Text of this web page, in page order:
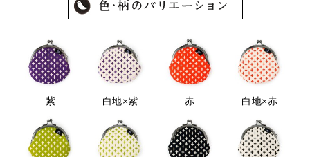
紫 白地×紫 赤 白地×赤